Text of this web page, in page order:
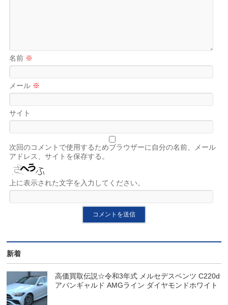
名前 ※
メール ※
サイト
次回のコメントで使用するためブラウザーに自分の名前、メール
アドレス、サイトを保存する。
上に表示された文字を入力してください。
新着
高価買取伝説☆令和3年式 メルセデスベンツ C220d
アバンギャルド AMGライン ダイヤモンドホワイト